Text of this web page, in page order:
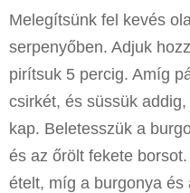
Melegítsünk fel kevés
serpenyőben. Adjuk
pirítsuk 5 percig. Amíg
csirkét, és süssük
kap. Beletesszük a
és az őrölt fekete
ételt, míg a burgonya és